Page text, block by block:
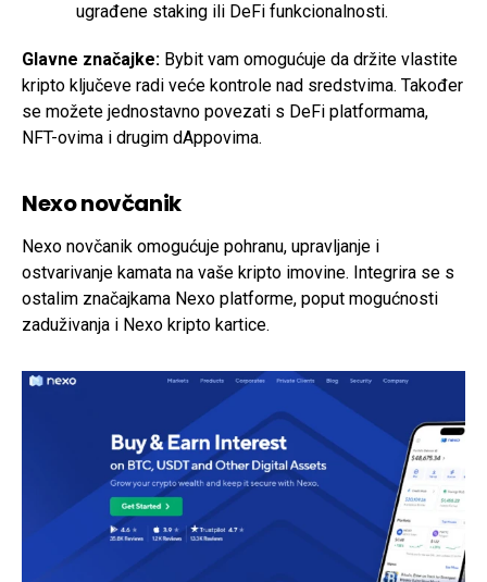
ugrađene staking ili DeFi funkcionalnosti.
Glavne značajke: Bybit vam omogućuje da držite vlastite
kripto ključeve radi veće kontrole nad sredstvima. Također
se možete jednostavno povezati s DeFi platformama,
NFT-ovima i drugim dAppovima.
Nexo novčanik
Nexo novčanik omogućuje pohranu, upravljanje i
ostvarivanje kamata na vaše kripto imovine. Integrira se s
ostalim značajkama Nexo platforme, poput mogućnosti
zaduživanja i Nexo kripto kartice.